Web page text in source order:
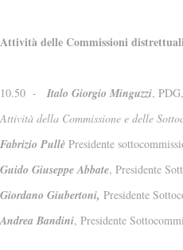
Attività delle Commissioni
10.50 - Italo Giorgio Minguzzi,
Attività della Commissione e delle
Fabrizio Pullè Presidente
Guido Giuseppe Abbate, Presidente
Giordano Giubertoni, Presidente
Andrea Bandini, Presidente